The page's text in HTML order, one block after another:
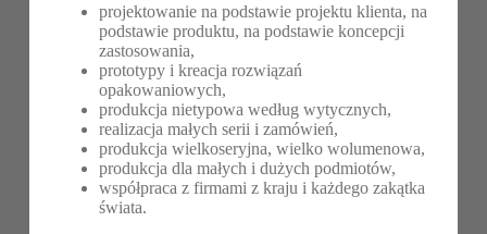
projektowanie na podstawie projektu klienta, na
podstawie produktu, na podstawie koncepcji
zastosowania,
prototypy i kreacja rozwiązań
opakowaniowych,
produkcja nietypowa według wytycznych,
realizacja małych serii i zamówień,
produkcja wielkoseryjna, wielko wolumenowa,
produkcja dla małych i dużych podmiotów,
współpraca z firmami z kraju i każdego zakątka
świata.